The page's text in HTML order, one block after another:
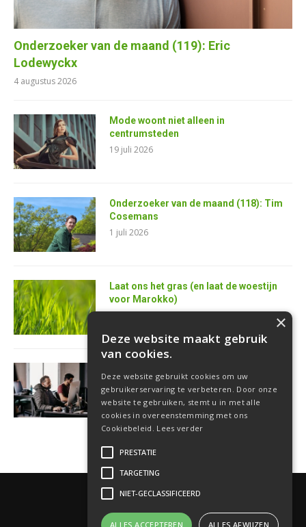
Onderzoeker van de maand (119): Eric
Lodewyckx
4 augustus 2026
Mode woont niet alleen in
centrumsteden
19 juli 2026
Onderzoeker van de maand (118): Tim
Cosemans
1 juli 2026
Laat ons het gras (en laat de woestijn
voor Marokko)
25 juni 2026
softwareontwikkelaar
18 juni 2026
×
Deze website maakt gebruik
van cookies.
Deze website gebruikt cookies om uw
gebruikerservaring te verbeteren. Door onze
website te gebruiken, stemt u in met alle
cookies in overeenstemming met ons
Cookiebeleid. Lees verder
PRESTATIE
TARGETING
NIET-GECLASSIFICEERD
ALLES ACCEPTEREN ALLES AFWIJZEN